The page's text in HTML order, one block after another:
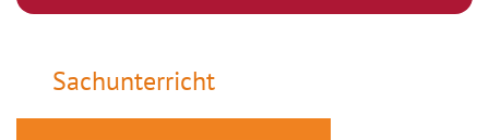
Sachunterricht